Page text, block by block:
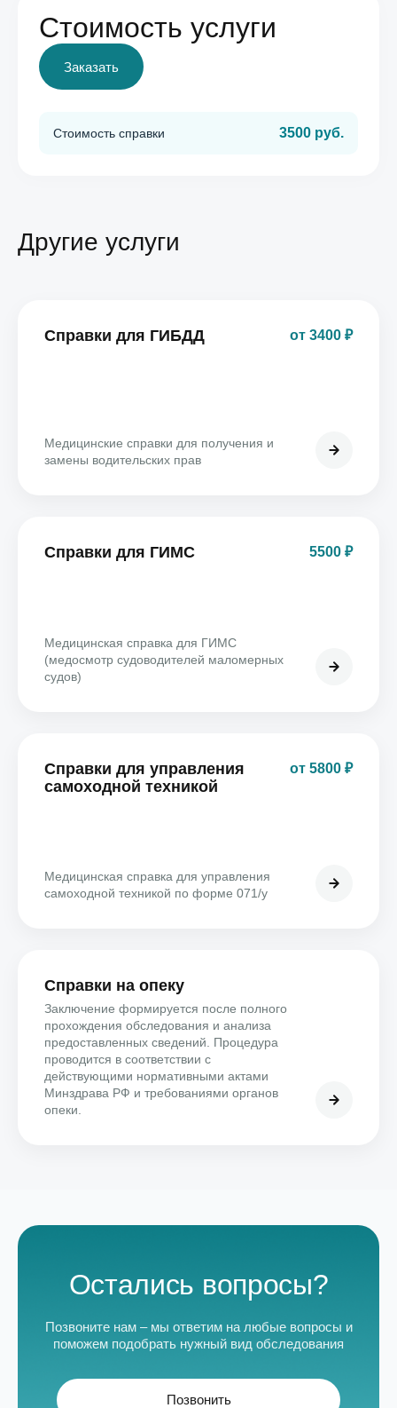
Стоимость услуги
Заказать
Стоимость справки 3500 руб.
Другие услуги
Справки для ГИБДД от 3400 ₽
Медицинские справки для получения и
замены водительских прав
Справки для ГИМС 5500 ₽
Медицинская справка для ГИМС
(медосмотр судоводителей маломерных
судов)
Справки для управления
самоходной техникой
от 5800 ₽
Медицинская справка для управления
самоходной техникой по форме 071/у
Справки на опеку
Заключение формируется после полного
прохождения обследования и анализа
предоставленных сведений. Процедура
проводится в соответствии с
действующими нормативными актами
Минздрава РФ и требованиями органов
опеки.
Остались вопросы?
Позвоните нам – мы ответим на любые вопросы и
поможем подобрать нужный вид обследования
Позвонить